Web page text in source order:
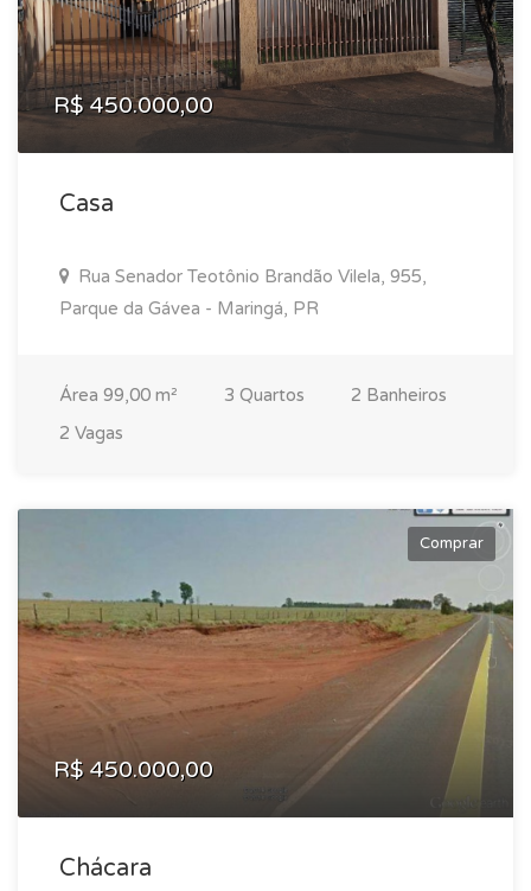
R$ 450.000,00
Casa
Rua Senador Teotônio Brandão Vilela, 955,
Parque da Gávea - Maringá, PR
Área 99,00 m² 3 Quartos
2 Banheiros
2 Vagas
Comprar
R$ 450.000,00
Chácara